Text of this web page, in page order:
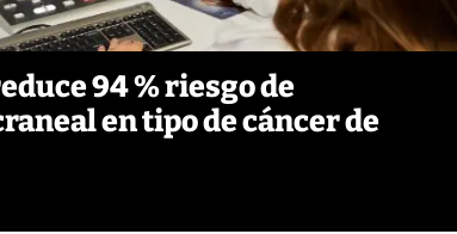
94 % riesgo de
en tipo de cáncer de